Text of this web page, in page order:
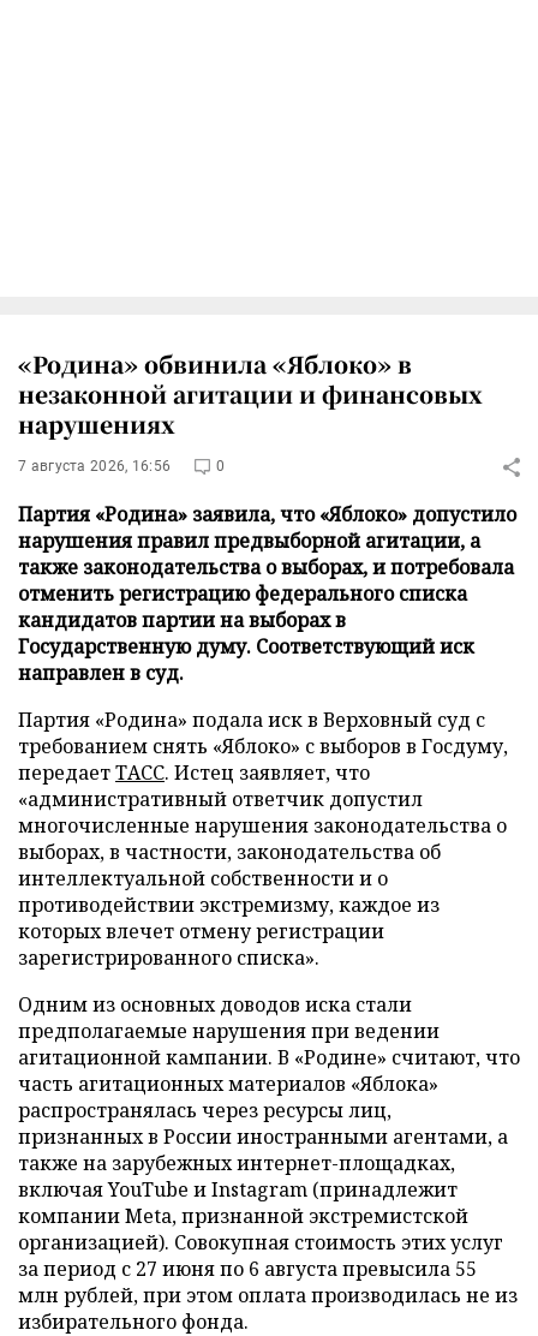
«Родина» обвинила «Яблоко» в
незаконной агитации и финансовых
нарушениях
7 августа 2026, 16:56 0
Партия «Родина» заявила, что «Яблоко» допустило
нарушения правил предвыборной агитации, а
также законодательства о выборах, и потребовала
отменить регистрацию федерального списка
кандидатов партии на выборах в
Государственную думу. Соответствующий иск
направлен в суд.
Партия «Родина» подала иск в Верховный суд с
требованием снять «Яблоко» с выборов в Госдуму,
передаетТАСС. Истец заявляет, что
«административный ответчик допустил
многочисленные нарушения законодательства о
выборах, в частности, законодательства об
интеллектуальной собственности и о
противодействии экстремизму, каждое из
которых влечет отмену регистрации
зарегистрированного списка».
Одним из основных доводов иска стали
предполагаемые нарушения при ведении
агитационной кампании. В «Родине» считают, что
часть агитационных материалов «Яблока»
распространялась через ресурсы лиц,
признанных в России иностранными агентами, а
также на зарубежных интернет-площадках,
включая YouTube и Instagram (принадлежит
компании Meta, признанной экстремистской
организацией). Совокупная стоимость этих услуг
за период с 27 июня по 6 августа превысила 55
млн рублей, при этом оплата производилась не из
избирательного фонда.